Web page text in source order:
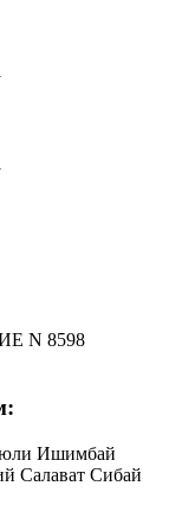
N 8598
Ишимбай
Салават Сибай